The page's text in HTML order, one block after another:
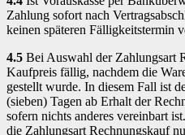
Zahlung sofort nach
keinen späteren Fälligkeitstermin
4.5 Bei Auswahl der Zahlungsart
Kaufpreis fällig, nachdem die
gestellt wurde. In diesem Fall ist
(sieben) Tagen ab Erhalt der
sofern nichts anderes vereinbart
die Zahlungsart Rechnungskauf